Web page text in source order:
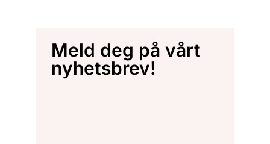
Meld deg på vårt
nyhetsbrev!